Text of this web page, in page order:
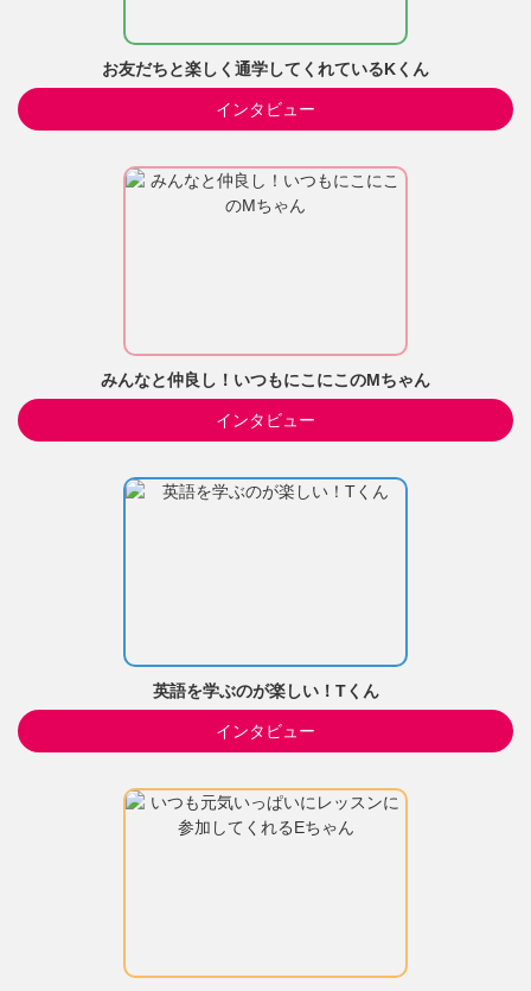
お友だちと楽しく通学してくれているKくん
インタビュー
みんなと仲良し！いつもにこにこのMちゃん
インタビュー
英語を学ぶのが楽しい！Tくん
インタビュー